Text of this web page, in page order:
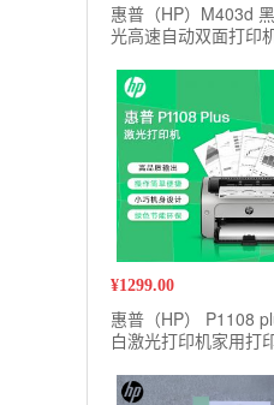
惠普（HP）M403d
光高速自动双面打印
商用
¥1299.00
惠普（HP） P1108
白激光打印机家用打